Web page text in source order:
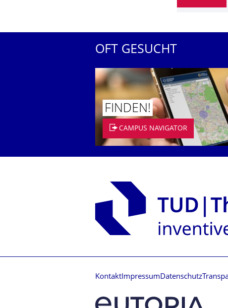
OFT GESUCHT
FINDEN!
CAMPUS NAVIGATOR
Kontakt Impressum Datenschutz